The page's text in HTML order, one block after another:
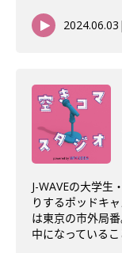
2024.06.03 |
J-WAVEの大学生
りするポッドキ
は東京の市外局
中になっているこ